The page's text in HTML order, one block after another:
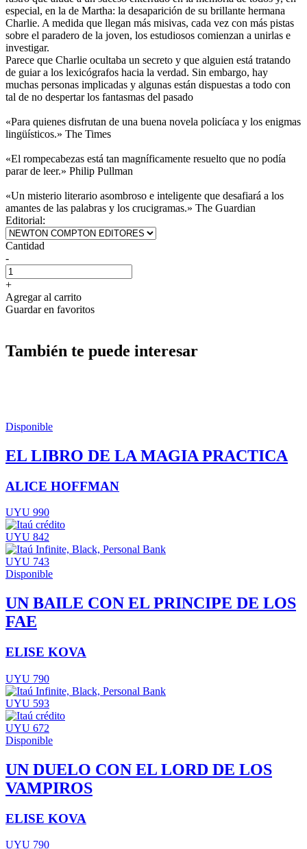
especial, en la de Martha: la desaparición de su brillante hermana
Charlie. A medida que llegan más misivas, cada vez con más pistas
sobre el paradero de la joven, los estudiosos comienzan a unirlas e
investigar.
Parece que Charlie ocultaba un secreto y que alguien está tratando
de guiar a los lexicógrafos hacia la verdad. Sin embargo, hay
muchas personas implicadas y algunas están dispuestas a todo con
tal de no despertar los fantasmas del pasado
«Para quienes disfrutan de una buena novela policíaca y los enigmas
lingüísticos.» The Times
«El rompecabezas está tan magníficamente resuelto que no podía
parar de leer.» Philip Pullman
«Un misterio literario asombroso e inteligente que desafiará a los
amantes de las palabras y los crucigramas.» The Guardian
Editorial:
Cantidad
-
+
Agregar al carrito
Guardar en favoritos
También te puede interesar
Disponible
EL LIBRO DE LA MAGIA PRACTICA
ALICE HOFFMAN
UYU 990
UYU 842
UYU 743
Disponible
UN BAILE CON EL PRINCIPE DE LOS
FAE
ELISE KOVA
UYU 790
UYU 593
UYU 672
Disponible
UN DUELO CON EL LORD DE LOS
VAMPIROS
ELISE KOVA
UYU 790